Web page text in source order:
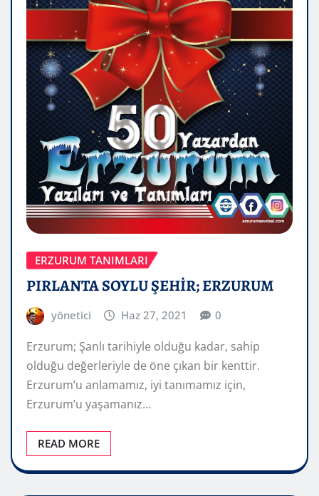
ERZURUM TANIMLARI
PIRLANTA SOYLU ŞEHİR; ERZURUM
yönetici Haz 27, 2021 0
Erzurum; Şanlı tarihiyle olduğu kadar, sahip
olduğu değerleriyle de öne çıkan bir kenttir.
Erzurum’u anlamamız, iyi tanımamız için,
Erzurum’u yaşamanız…
READ MORE